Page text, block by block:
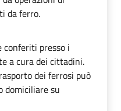
da ferro.
conferiti presso i
a cura dei cittadini.
dei ferrosi può
domiciliare su